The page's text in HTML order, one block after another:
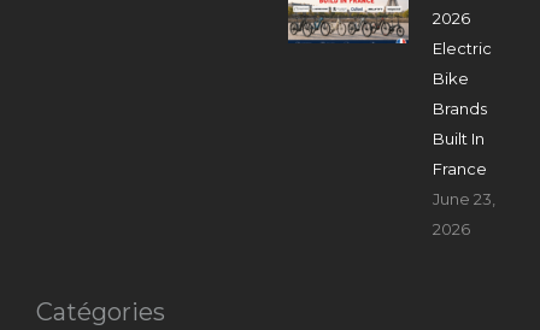
2026
Electric
Bike
Brands
Built In
France
June 23,
2026
Catégories